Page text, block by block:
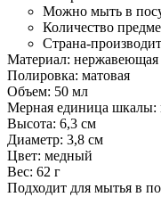
Можно мыть в
Количество
Страна-
Материал: нержавеющая
Полировка: матовая
Объем: 50 мл
Мерная единица шкалы:
Высота: 6,3 см
Диаметр: 3,8 см
Цвет: медный
Вес: 62 г
Подходит для мытья в